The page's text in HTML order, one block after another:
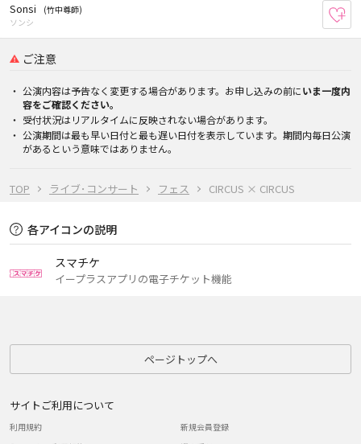
TOP ライブ･コンサート フェス CIRCUS × CIRCUS
Sonsi
(竹中尊師)
ソンシ
ご注意
公演内容は予告なく変更する場合があります。お申し込みの前にいま一度内
容をご確認ください。
受付状況はリアルタイムに反映されない場合があります。
公演期間は最も早い日付と最も遅い日付を表示しています。期間内毎日公演
があるという意味ではありません。
各アイコンの説明
スマチケ
イープラスアプリの電子チケット機能
ページトップへ
サイトご利用について
利用規約
新規会員登録